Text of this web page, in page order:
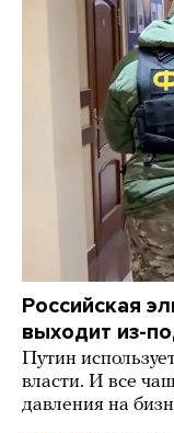
Российская
выходит из-
Путин
власти. И все
давления на